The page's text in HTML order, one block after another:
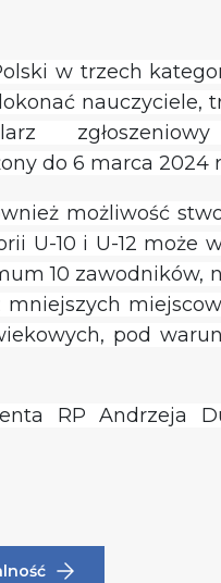
w trzech
do 6 marca 2024
możliwość
U-10 i U-12
10 zawodników,
pod
RP Andrzeja